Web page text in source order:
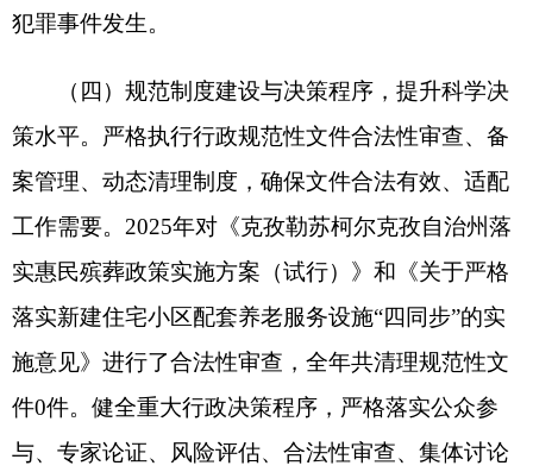
（五）落实行政执法“
效。全面落实行政执法公示、全过程记录、重大执
格执行执法人员持证上岗、资格管理，组织执法业
务培训，提升执法规范化水平。2025年局内新考取
执法资格证4人，目前局内12人已取得执法资格
证。严格规范公正文明执法，2025年聚焦殡葬、养
老、慈善、救助等领域深入开展集中整治工作，共
问题线索15条，处理相关人员18人，追回资金78.15
万元，依法查处违法违规行为，切实维护民政领域
管理秩序和群众合法权益，让集中整治成效更多深